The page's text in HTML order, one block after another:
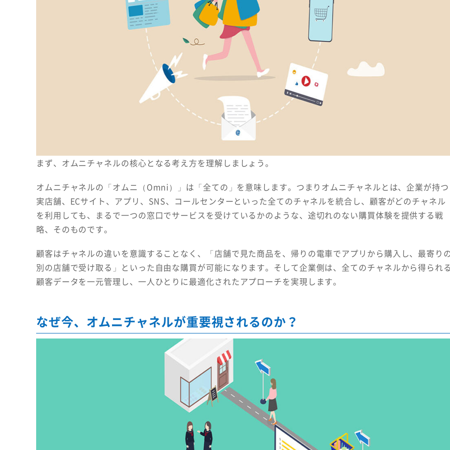
まず、オムニチャネルの核心となる考え方を理解しましょう。
オムニチャネルの「オムニ（Omni）」は「全ての」を意味します。つまりオムニチャネルとは、企業が持つ
実店舗、ECサイト、アプリ、SNS、コールセンターといった全てのチャネルを統合し、顧客がどのチャネル
を利用しても、まるで一つの窓口でサービスを受けているかのような、途切れのない購買体験を提供する戦
略、そのものです。
顧客はチャネルの違いを意識することなく、「店舗で見た商品を、帰りの電車でアプリから購入し、最寄り
別の店舗で受け取る」といった自由な購買が可能になります。そして企業側は、全てのチャネルから得られ
顧客データを一元管理し、一人ひとりに最適化されたアプローチを実現します。
なぜ今、オムニチャネルが重要視されるのか？